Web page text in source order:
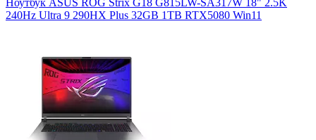
240Hz Ultra 9 290HX Plus 32GB 1TB RTX5080 Win11